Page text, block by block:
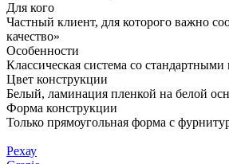
Для кого
Частный клиент, для которого важно
качество»
Особенности
Классическая система со
Цвет конструкции
Белый, ламинация пленкой на белой
Форма конструкции
Только прямоугольная форма с
Рехау